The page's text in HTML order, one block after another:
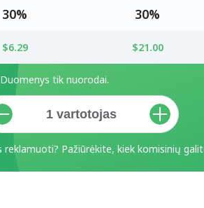
30% 30%
$6.29 $21.00
tik nuorodai.
Pažiūrėkite, kiek komisinių